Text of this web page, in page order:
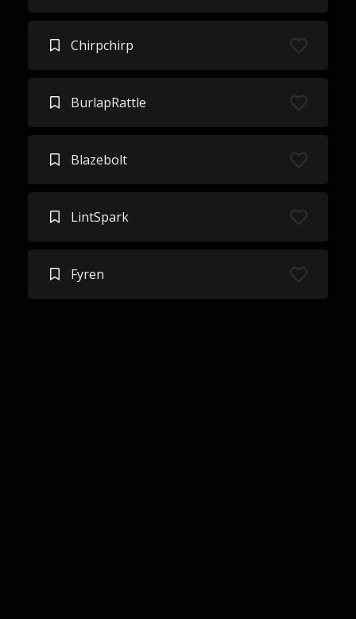
Chirpchirp
BurlapRattle
Blazebolt
LintSpark
Fyren